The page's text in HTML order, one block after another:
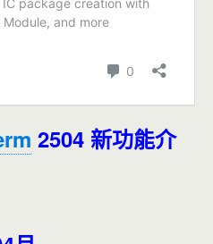
2504 新功能介